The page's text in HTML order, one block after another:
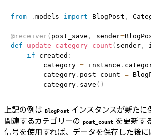
from . models import BlogPost ,
@receiver( post_save , sender=
def
update_category_count ( sender,
if created :
        category
= instance .
        category
. post_count =
        category
. save ( )
上記の例は BlogPost インスタンスが新たに
関連するカテゴリーの post_count を更新す
信号を使用すれば、データを保存した後